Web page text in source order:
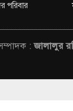
পরিবার
:জালালুর